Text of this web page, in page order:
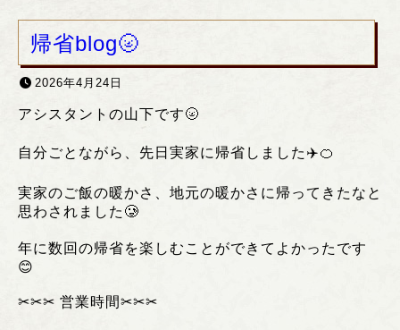
帰省blog🌝
2026年4月24日
アシスタントの山下です🌝
自分ごとながら、先日実家に帰省しました✈️🍊
実家のご飯の暖かさ、地元の暖かさに帰ってきたなと
思わされました🥲
年に数回の帰省を楽しむことができてよかったです
😊
✂︎✂︎✂︎ 営業時間✂︎✂︎✂︎